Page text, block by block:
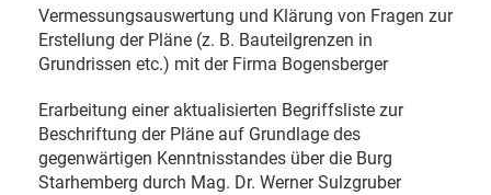
Vermessungsauswertung und Klärung von Fragen zur
Erstellung der Pläne (z. B. Bauteilgrenzen in
Grundrissen etc.) mit der Firma Bogensberger
Erarbeitung einer aktualisierten Begriffsliste zur
Beschriftung der Pläne auf Grundlage des
gegenwärtigen Kenntnisstandes über die Burg
Starhemberg durch Mag. Dr. Werner Sulzgruber